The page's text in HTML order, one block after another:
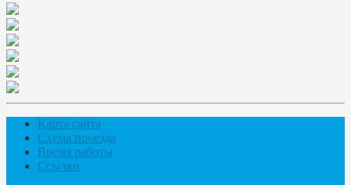
Карта сайта
Схема проезда
Время работы
Ссылки